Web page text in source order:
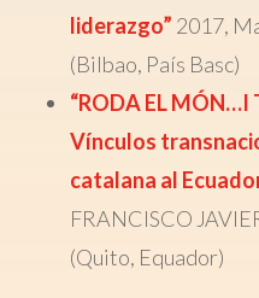
liderazgo” 2017,
(Bilbao, País Basc)
“RODA EL MÓN…I
Vínculos
catalana al
FRANCISCO
(Quito, Equador)